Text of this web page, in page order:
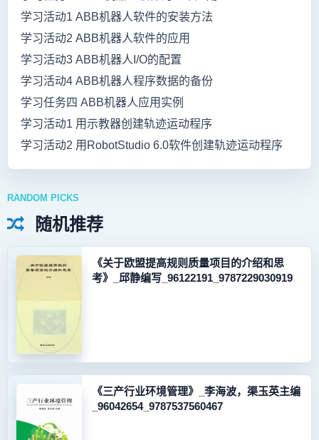
学习活动1 ABB机器人软件的安装方法
学习活动2 ABB机器人软件的应用
学习活动3 ABB机器人I/O的配置
学习活动4 ABB机器人程序数据的备份
学习任务四 ABB机器人应用实例
学习活动1 用示教器创建轨迹运动程序
学习活动2 用RobotStudio 6.0软件创建轨迹运动程序
RANDOM PICKS
随机推荐
《关于欧盟提高规则质量项目的介绍和思
考》_邱静编写_96122191_9787229030919
《三产行业环境管理》_李海波，渠玉英主编
_96042654_9787537560467